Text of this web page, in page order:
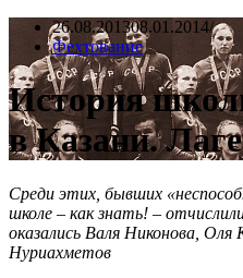
26.08.201308.01.2014
Фехтование
История
в Казани.
Среди этих, бывших
школе – как знать! –
оказались Валя Никонова, Оля
Нуриахметов